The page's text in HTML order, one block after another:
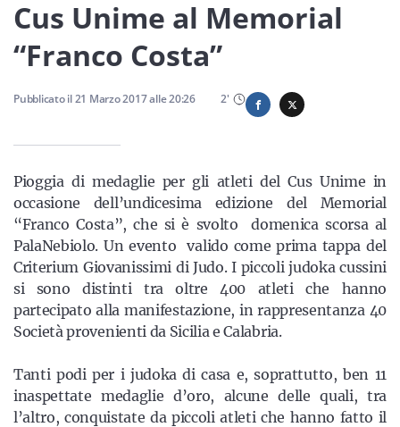
Servizi
Resta sempre aggiornato con le ultime news, iscriviti alla
nostra newsletter
Iscriviti
Cus Unime al Memorial
“Franco Costa”
Pubblicato il21 Marzo 2017alle20:26 2'
Pioggia di medaglie per gli atleti del Cus Unime in
occasione dell’undicesima edizione del Memorial
“Franco Costa”, che si è svolto domenica scorsa al
PalaNebiolo. Un evento valido come prima tappa del
Criterium Giovanissimi di Judo. I piccoli judoka cussini
si sono distinti tra oltre 400 atleti che hanno
partecipato alla manifestazione, in rappresentanza 40
Società provenienti da Sicilia e Calabria.
Tanti podi per i judoka di casa e, soprattutto, ben 11
inaspettate medaglie d’oro, alcune delle quali, tra
l’altro, conquistate da piccoli atleti che hanno fatto il